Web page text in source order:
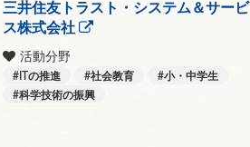
三井住友トラスト・システム＆サービ
ス株式会社
活動分野
ITの推進 社会教育
小・中学生
科学技術の振興